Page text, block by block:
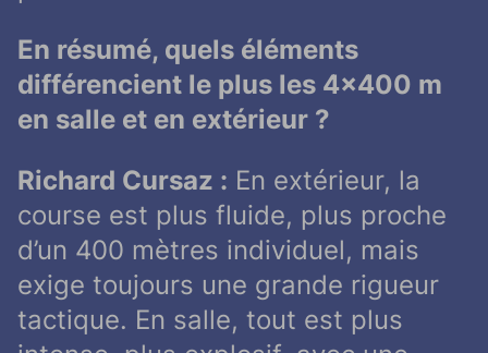
En résumé, quels éléments
différencient le plus les 4×400 m
en salle et en extérieur ?
Richard Cursaz : En extérieur, la
course est plus fluide, plus proche
d’un 400 mètres individuel, mais
exige toujours une grande rigueur
tactique. En salle, tout est plus